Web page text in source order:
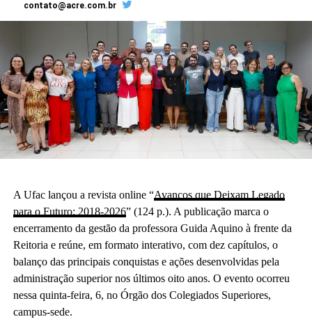
contato@acre.com.br
A Ufac lançou a revista online “Avanços que Deixam Legado
para o Futuro: 2018-2026” (124 p.). A publicação marca o
encerramento da gestão da professora Guida Aquino à frente da
Reitoria e reúne, em formato interativo, com dez capítulos, o
balanço das principais conquistas e ações desenvolvidas pela
administração superior nos últimos oito anos. O evento ocorreu
nessa quinta-feira, 6, no Órgão dos Colegiados Superiores,
campus-sede.